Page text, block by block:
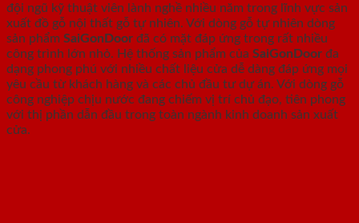
đội ngũ kỹ thuật viên lành nghề nhiều năm trong lĩnh vực sản
xuất đồ gỗ nội thất gỗ tự nhiên. Với dòng gỗ tự nhiên dòng
sản phẩm SaiGonDoor đã có mặt đáp ứng trong rất nhiều
công trình lớn nhỏ. Hệ thống sản phẩm của SaiGonDoor đa
dạng phong phú với nhiều chất liệu cửa dễ dàng đáp ứng mọi
yêu cầu từ khách hàng và các chủ đầu tư dự án. Với dòng gỗ
công nghiệp chịu nước đang chiếm vị trí chủ đạo, tiên phong
với thị phần dẫn đầu trong toàn ngành kinh doanh sản xuất
cửa.